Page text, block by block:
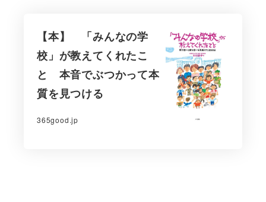
【本】 「みんなの学
校」が教えてくれたこ
と 本音でぶつかって本
質を見つける
365good.jp